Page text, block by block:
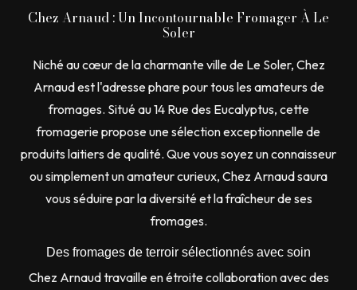
Chez Arnaud : Un Incontournable Fromager À Le
Soler
Niché au cœur de la charmante ville de Le Soler, Chez
Arnaud est l'adresse phare pour tous les amateurs de
fromages. Situé au 14 Rue des Eucalyptus, cette
fromagerie propose une sélection exceptionnelle de
produits laitiers de qualité. Que vous soyez un connaisseur
ou simplement un amateur curieux, Chez Arnaud saura
vous séduire par la diversité et la fraîcheur de ses
fromages.
Des fromages de terroir sélectionnés avec soin
Chez Arnaud travaille en étroite collaboration avec des